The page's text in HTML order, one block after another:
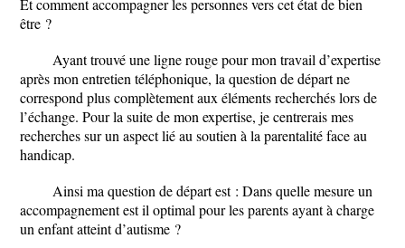
Et comment accompagner les personnes vers cet état de bien
être ?
Ayant trouvé une ligne rouge pour mon travail d’expertise
après mon entretien téléphonique, la question de départ ne
correspond plus complètement aux éléments recherchés lors de
l’échange. Pour la suite de mon expertise, je centrerais mes
recherches sur un aspect lié au soutien à la parentalité face au
handicap.
Ainsi ma question de départ est : Dans quelle mesure un
accompagnement est il optimal pour les parents ayant à charge
un enfant atteint d’autisme ?